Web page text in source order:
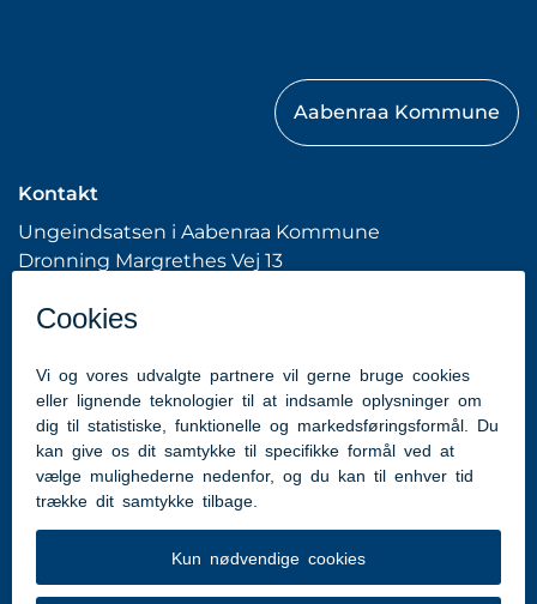
Kontakt
Ungeindsatsen i Aabenraa Kommune
Dronning Margrethes Vej 13
hhme@aabenraa.dk(webmaster)
Genveje
Aabenraa.dk
Tilgængelighedserklæring
Aabenraa Kommune